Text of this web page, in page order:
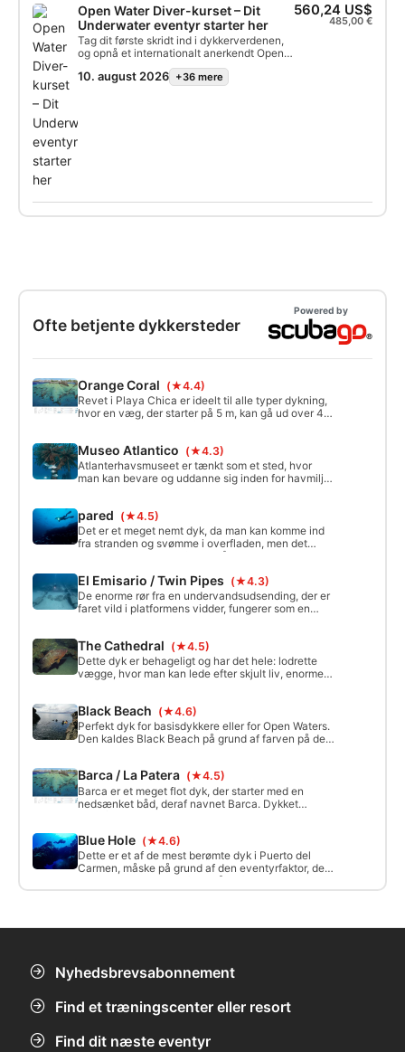
Open Water Diver-kurset – Dit
Underwater eventyr starter her
Tag dit første skridt ind i dykkerverdenen,
og opnå et internationalt anerkendt Open
Water Diver-certifikat. Dette tilbud
omfatter alt, hvad der er inklusivt i det
10. august 2026 +36 mere
560,24 US$
485,00 €
Ofte betjente dykkersteder
Powered by
Orange Coral (★4.4)
Revet i Playa Chica er ideelt til alle typer dykning,
hvor en væg, der starter på 5 m, kan gå ud over 40
Museo Atlantico (★4.3)
Atlanterhavsmuseet er tænkt som et sted, hvor
man kan bevare og uddanne sig inden for havmiljø
pared (★4.5)
Det er et meget nemt dyk, da man kan komme ind
fra stranden og svømme i overfladen, men det
ideelle er at gøre det fra en båd, da den tager dig til
kysten og dykke.
El Emisario / Twin Pipes (★4.3)
De enorme rør fra en undervandsudsending, der er
faret vild i platformens vidder, fungerer som en
The Cathedral (★4.5)
Dette dyk er behageligt og har det hele: lodrette
vægge, hvor man kan lede efter skjult liv, enorme
man er interesseret i at se nærmere på det.
Black Beach (★4.6)
Perfekt dyk for basisdykkere eller for Open Waters.
Den kaldes Black Beach på grund af farven på det
Barca / La Patera (★4.5)
Barca er et meget flot dyk, der starter med en
nedsænket båd, deraf navnet Barca. Dykket
Blue Hole (★4.6)
Dette er et af de mest berømte dyk i Puerto del
Carmen, måske på grund af den eventyrfaktor, det
tilbyder. Agujero Azul (det blå hul) er en tunnel, der
forbinder det sandede lavvandede område med
Nyhedsbrevsabonnement
Find et træningscenter eller resort
Find dit næste eventyr